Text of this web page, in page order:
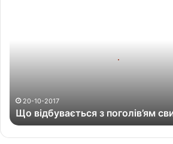
т
ь
20-10-2017
Що відбувається з поголів’ям